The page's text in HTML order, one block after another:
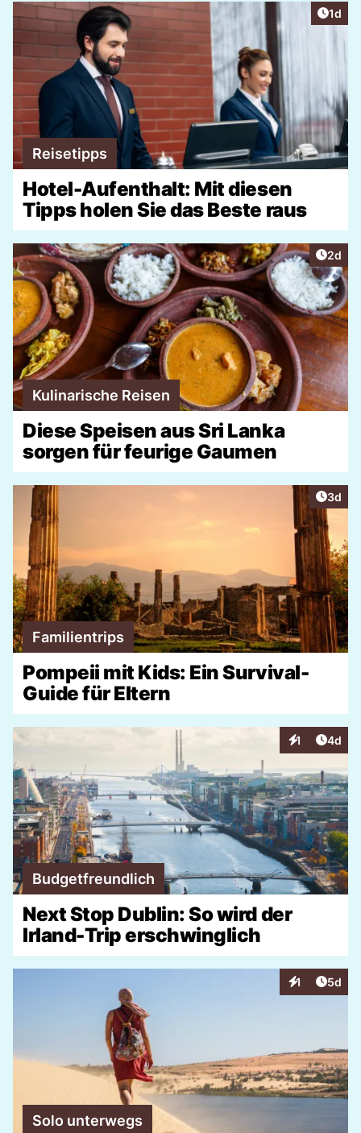
1d
Reisetipps
Hotel-Aufenthalt: Mit diesen
Tipps holen Sie das Beste raus
2d
Kulinarische Reisen
Diese Speisen aus Sri Lanka
sorgen für feurige Gaumen
3d
Familientrips
Pompeii mit Kids: Ein Survival-
Guide für Eltern
1
Interaktionen
4d
Budgetfreundlich
Next Stop Dublin: So wird der
Irland-Trip erschwinglich
1
Interaktionen
5d
Solo unterwegs